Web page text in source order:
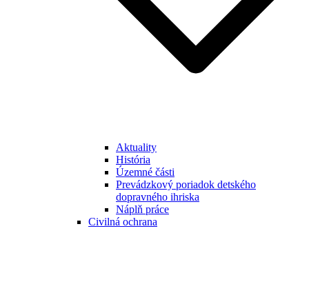
Aktuality
História
Územné části
Prevádzkový poriadok detského
dopravného ihriska
Náplň práce
Civilná ochrana